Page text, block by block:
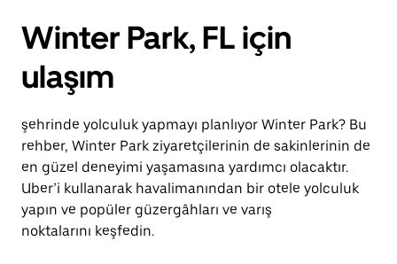
Winter Park, FL için
ulaşım
şehrinde yolculuk yapmayı planlıyor Winter Park? Bu
rehber, Winter Park ziyaretçilerinin de sakinlerinin de
en güzel deneyimi yaşamasına yardımcı olacaktır.
Uber’i kullanarak havalimanından bir otele yolculuk
yapın ve popüler güzergâhları ve varış
noktalarını keşfedin.